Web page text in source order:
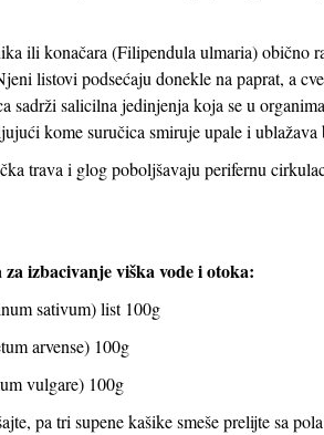
ili konačara (Filipendula ulmaria) obično
listovi podsećaju donekle na paprat, a
sadrži salicilna jedinjenja koja se u
kome suručica smiruje upale i
trava i glog poboljšavaju perifernu
za izbacivanje viška vode i otoka:
sativum) list 100g
arvense) 100g
vulgare) 100g
pa tri supene kašike smeše prelijte sa